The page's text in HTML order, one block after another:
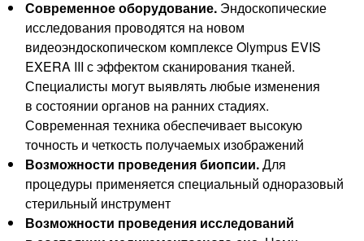
Современное оборудование. Эндоскопические
исследования проводятся на новом
видеоэндоскопическом комплексе Olympus EVIS
EXERA III с эффектом сканирования тканей.
Специалисты могут выявлять любые изменения
в состоянии органов на ранних стадиях.
Современная техника обеспечивает высокую
точность и четкость получаемых изображений
Возможности проведения биопсии.Для
процедуры применяется специальный одноразовый
стерильный инструмент
Возможности проведения исследований